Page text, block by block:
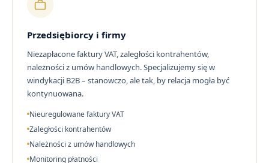
Przedsiębiorcy i firmy
Niezapłacone faktury VAT, zaległości kontrahentów,
należności z umów handlowych. Specjalizujemy się w
windykacji B2B – stanowczo, ale tak, by relacja mogła być
kontynuowana.
Nieuregulowane faktury VAT
Zaległości kontrahentów
Należności z umów handlowych
Monitoring płatności